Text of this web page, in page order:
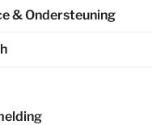
& Ondersteuning